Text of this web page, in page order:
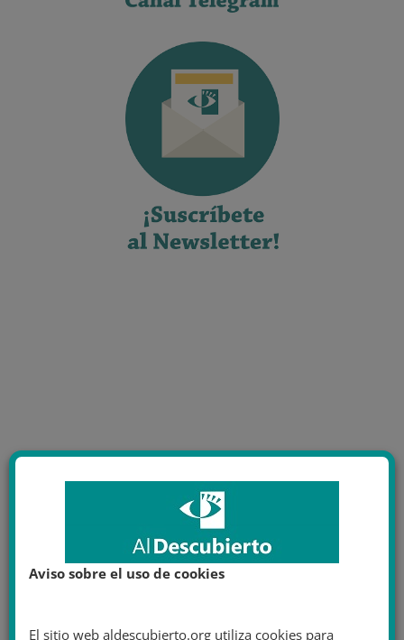
Aviso sobre el uso de cookies
El sitio web aldescubierto.org utiliza cookies para